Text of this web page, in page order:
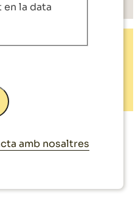
la data
amb nosaltres